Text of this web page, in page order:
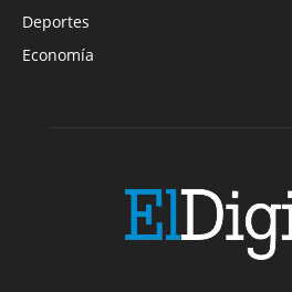
Deportes
Economía